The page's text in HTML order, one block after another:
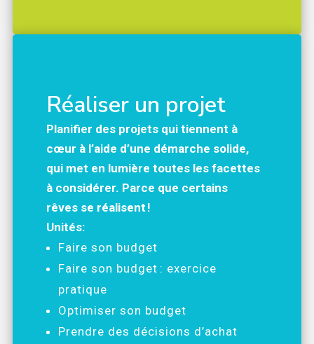
Réaliser un projet
Planifier des projets qui tiennent à
cœur à l’aide d’une démarche solide,
qui met en lumière toutes les facettes
à considérer. Parce que certains
rêves se réalisent !
Unités:
Faire son budget
Faire son budget : exercice
pratique
Optimiser son budget
Prendre des décisions d’achat